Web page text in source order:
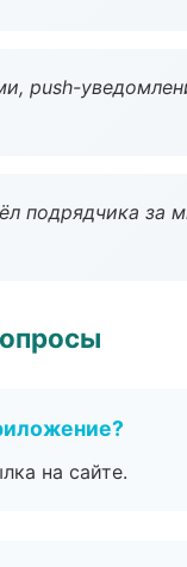
push-
подрядчика за
на сайте.